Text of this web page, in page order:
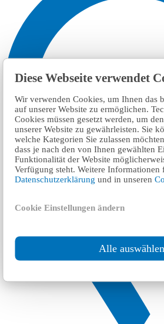
Diese Webseite verwendet
Wir verwenden Cookies, um Ihnen das
auf unserer Website zu ermöglichen.
Cookies müssen gesetzt werden, um
unserer Website zu gewährleisten. Sie
welche Kategorien Sie zulassen
dass je nach den von Ihnen gewählten
Funktionalität der Website
Verfügung steht. Weitere Informationen
Datenschutzerklärungund in unseren
Cookie Einstellungen ändern
Alle auswählen